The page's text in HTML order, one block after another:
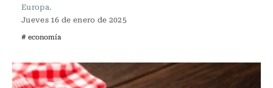
Europa.
Jueves 16 de enero de 2025
# economía